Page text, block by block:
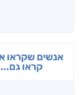
אנשים שקראו
קראו גם...